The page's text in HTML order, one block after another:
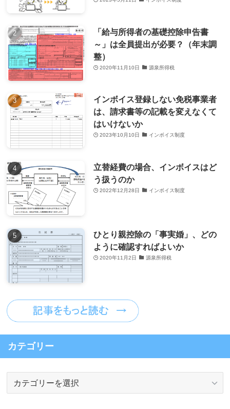
「給与所得者の基礎控除申告書
～」は全員提出が必要？（年末調
整）
2020年11月10日 源泉所得税
インボイス登録しない免税事業者
は、請求書等の記載を変えなくて
はいけないか
2023年10月10日 インボイス制度
立替経費の場合、インボイスはど
う扱うのか
2022年12月28日 インボイス制度
ひとり親控除の「事実婚」、どの
ように確認すればよいか
2020年11月2日 源泉所得税
カテゴリー